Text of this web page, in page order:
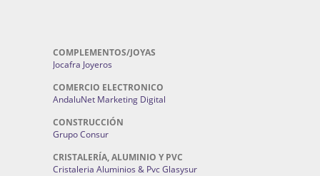
COMPLEMENTOS/JOYAS
Jocafra Joyeros
COMERCIO ELECTRONICO
AndaluNet Marketing Digital
CONSTRUCCIÓN
Grupo Consur
CRISTALERÍA, ALUMINIO Y PVC
Cristaleria Aluminios & Pvc Glasysur